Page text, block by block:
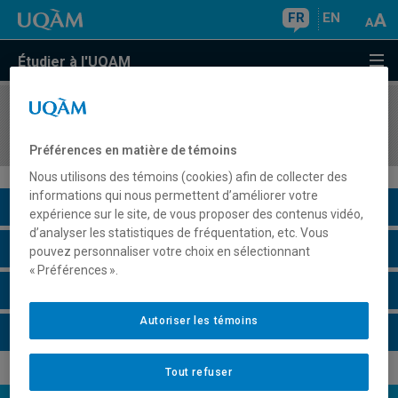
FR EN
Étudier à l'UQAM
COURS//
Description du cours
Horaire - Été 2026
Préférences en matière de témoins
Nous utilisons des témoins (cookies) afin de collecter des
informations qui nous permettent d’améliorer votre
expérience sur le site, de vous proposer des contenus vidéo,
d’analyser les statistiques de fréquentation, etc. Vous
pouvez personnaliser votre choix en sélectionnant
« Préférences ».
Tout refuser
Autoriser les témoins